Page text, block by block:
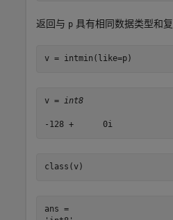
返回与 p 具有相同数据类型和
v = intmin(like=p)
v = int8
-128 +      0i
class(v)
ans =